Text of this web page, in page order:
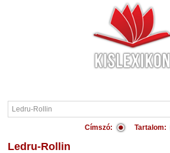
Címszó: Tartalom:
Ledru-Rollin